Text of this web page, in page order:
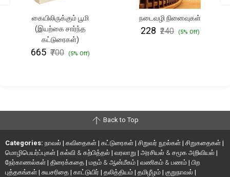
கையிலிருக்கும் பூமி
(இயற்கை சார்ந்த
கட்டுரைகள்)
₹665 ₹700 (5% Off)
நடைவழி நினைவுகள்
₹228 ₹240 (5% Off)
Back to Top
Categories: நாவல் | கவிதைகள் | கட்டுரைகள் | சிறுவர் நூல்கள் | சிறுகதைகள் |
மொழிபெயர்ப்புகள் | கல்வி & கற்பித்தல் | வரலாறு | அரசியல் & சமூக அறிவியல் |
நேர்காணல்கள் | திரைக்கதை | மதம் & ஆன்மீகம் | வணிகம் & பணம் | பிற
புத்தகங்கள் | சுயசரிதை | காட்டுயிர் | தலித்தியம் | தமிழீழம் | குறுநாவல் |